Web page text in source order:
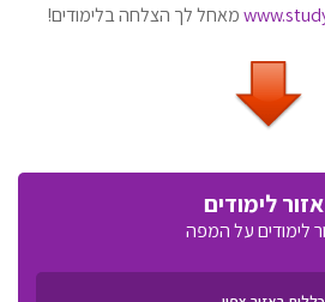
מאחל לך הצלחה בלימודים!
לימודים
לימודים על המפה